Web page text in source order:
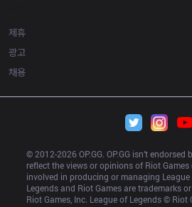
제휴
광고
채용
© 2012-2026 OP.GG. OP.GG isn’t
reflect the views or opinions of Riot
involved in producing or managing League
Legends and Riot Games are trademarks
Riot Games, Inc. League of Legends © Riot